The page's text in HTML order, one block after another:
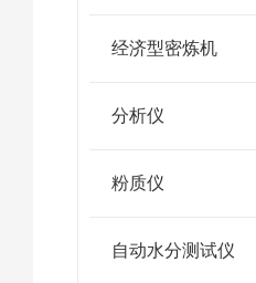
经济型密炼机
分析仪
粉质仪
自动水分测试仪